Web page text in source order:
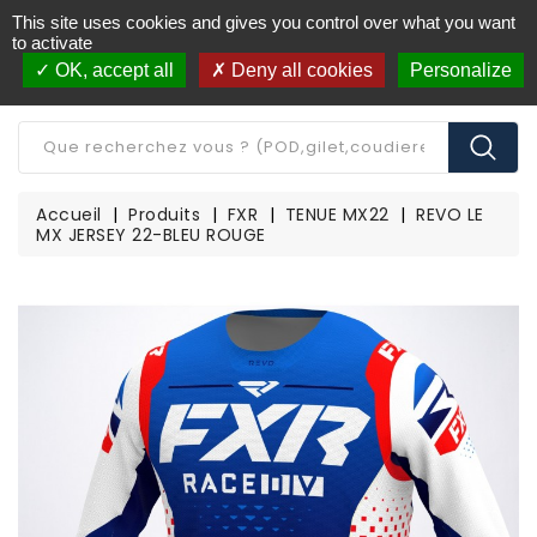
Livraison offerte à partir de 250€ d'achat (*)
CATÉGORIE
Accueil Produits FXR TENUE MX22
REVO LE
MX JERSEY 22-BLEU ROUGE
This site uses cookies and gives you control over what you want
to activate
OK, accept all
Deny all cookies Personalize